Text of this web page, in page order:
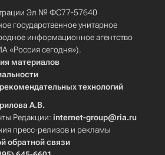
Эл № ФС77-57640
государственное унитарное
информационное агентство
«Россия сегодня»).
материалов
технологий
А.В.
Редакции: internet-group@ria.ru
пресс-релизов и рекламы
обратной связи